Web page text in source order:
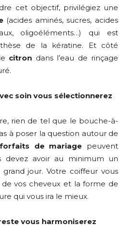
cet objectif, privilégiez une
(acides aminés, sucres, acides
oligoéléments…) qui est
de la kératine. Et côté
citron dans l’eau de rinçage
soin vous sélectionnerez
rien de tel que le bouche-à-
à poser la question autour de
forfaits de mariage peuvent
devez avoir au minimum un
jour. Votre coiffeur vous
vos cheveux et la forme de
qui vous ira le mieux.
vous harmoniserez